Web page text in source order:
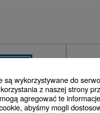
są wykorzystywane do
z naszej strony
agregować te
abyśmy mogli